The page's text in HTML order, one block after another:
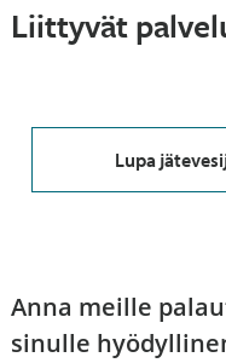
Liittyvät
Lupa
Anna meille
sinulle